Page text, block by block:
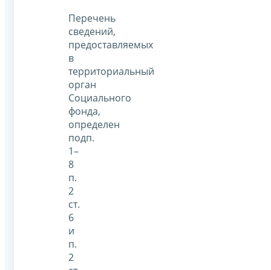
Перечень
сведений,
предоставляемых
в
территориальный
орган
Социального
фонда,
определен
подп.
1–
8
п.
2
ст.
6
и
п.
2